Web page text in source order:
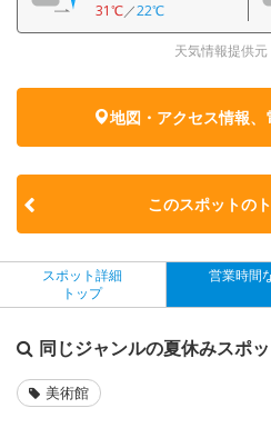
31℃／22℃
天気情報提供
地図・アクセス情報
このスポットの
スポット詳細
トップ
営業時間
同じジャンルの夏休みスポ
美術館